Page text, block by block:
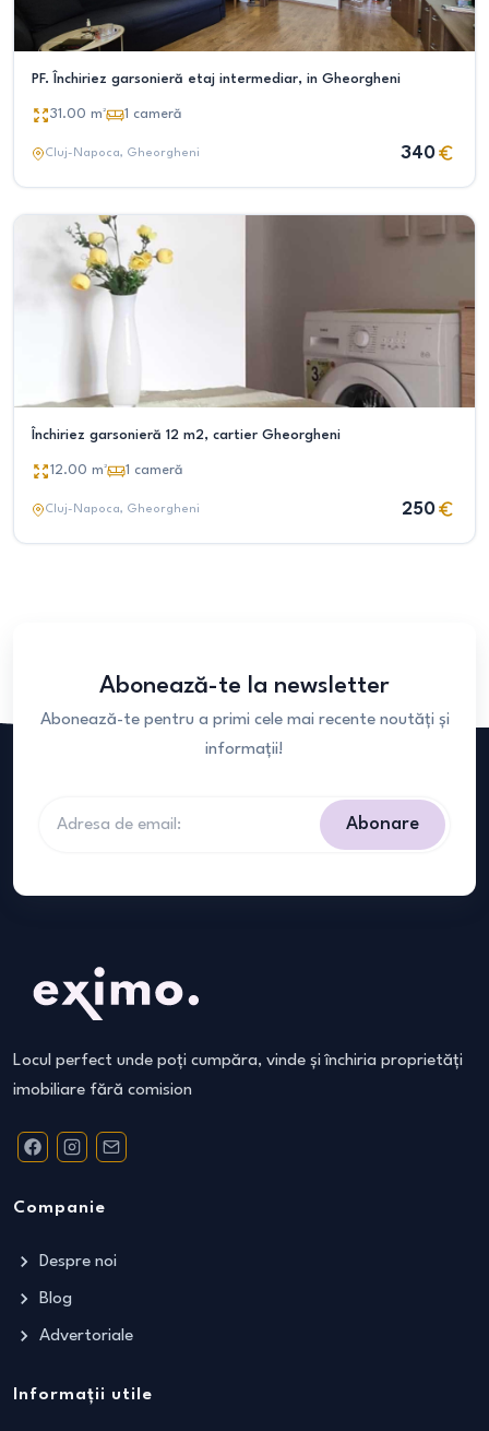
PF. Închiriez garsonieră etaj intermediar, in Gheorgheni
31.00 m² 1 cameră
Cluj-Napoca, Gheorgheni 340
Închiriez garsonieră 12 m2, cartier Gheorgheni
12.00 m² 1 cameră
Cluj-Napoca, Gheorgheni 250
Abonează-te la newsletter
Abonează-te pentru a primi cele mai recente noutăți și
informații!
Abonare
Locul perfect unde poți cumpăra, vinde și închiria proprietăți
imobiliare fără comision
Companie
Despre noi
Blog
Advertoriale
Informații utile